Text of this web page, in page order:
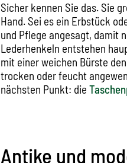
Sicher kennen Sie das. Sie
Hand. Sei es ein Erbstück
und Pflege angesagt, damit
Lederhenkeln entstehen
mit einer weichen Bürste
trocken oder feucht
nächsten Punkt: die
Antike und